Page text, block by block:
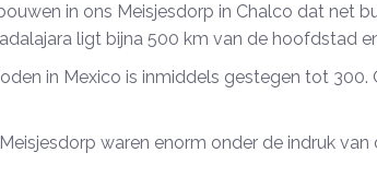
in ons Meisjesdorp in Chalco dat net
ligt bijna 500 km van de hoofdstad
in Mexico is inmiddels gestegen tot
waren enorm onder de indruk